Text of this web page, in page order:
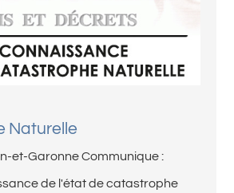
Naturelle
et-Garonne Communique :
de l'état de catastrophe